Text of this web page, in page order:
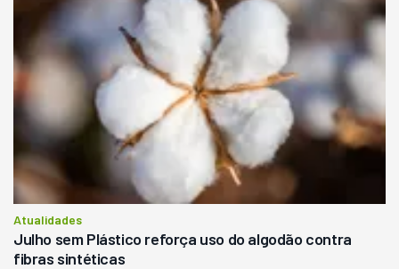
Atualidades
Julho sem Plástico reforça uso do algodão contra
fibras sintéticas